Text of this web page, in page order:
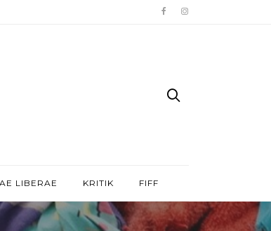
LIBERAE KRITIK FIFF